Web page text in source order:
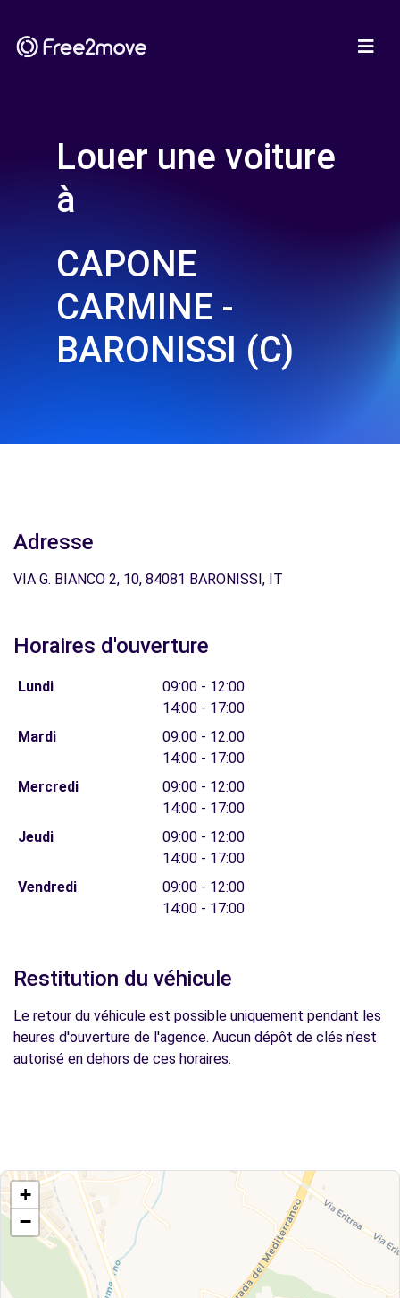
Louer une voiture
à
CAPONE
CARMINE -
BARONISSI (C)
Adresse
VIA G. BIANCO 2, 10, 84081 BARONISSI, IT
Horaires d'ouverture
Lundi
09:00 - 12:00
14:00 - 17:00
Mardi
09:00 - 12:00
14:00 - 17:00
Mercredi
09:00 - 12:00
14:00 - 17:00
Jeudi
09:00 - 12:00
14:00 - 17:00
Vendredi
09:00 - 12:00
14:00 - 17:00
Restitution du véhicule
Le retour du véhicule est possible uniquement pendant les
heures d'ouverture de l'agence. Aucun dépôt de clés n'est
autorisé en dehors de ces horaires.
+
−